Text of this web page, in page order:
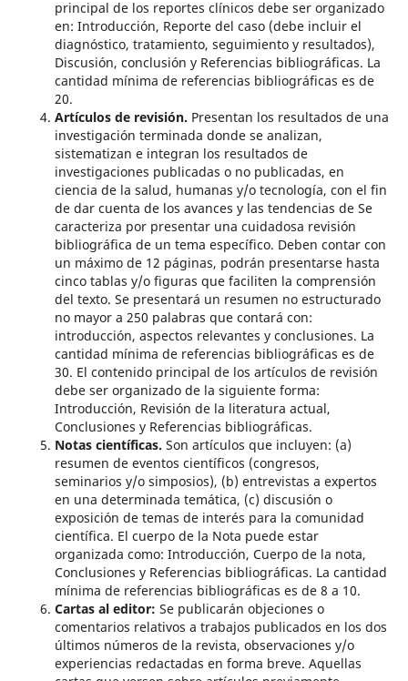
principal de los reportes clínicos debe ser organizado
en: Introducción, Reporte del caso (debe incluir el
diagnóstico, tratamiento, seguimiento y resultados),
Discusión, conclusión y Referencias bibliográficas. La
cantidad mínima de referencias bibliográficas es de
20.
Artículos de revisión. Presentan los resultados de una
investigación terminada donde se analizan,
sistematizan e integran los resultados de
investigaciones publicadas o no publicadas, en
ciencia de la salud, humanas y/o tecnología, con el fin
de dar cuenta de los avances y las tendencias de Se
caracteriza por presentar una cuidadosa revisión
bibliográfica de un tema específico. Deben contar con
un máximo de 12 páginas, podrán presentarse hasta
cinco tablas y/o figuras que faciliten la comprensión
del texto. Se presentará un resumen no estructurado
no mayor a 250 palabras que contará con:
introducción, aspectos relevantes y conclusiones. La
cantidad mínima de referencias bibliográficas es de
30. El contenido principal de los artículos de revisión
debe ser organizado de la siguiente forma:
Introducción, Revisión de la literatura actual,
Conclusiones y Referencias bibliográficas.
Notas científicas. Son artículos que incluyen: (a)
resumen de eventos científicos (congresos,
seminarios y/o simposios), (b) entrevistas a expertos
en una determinada temática, (c) discusión o
exposición de temas de interés para la comunidad
científica. El cuerpo de la Nota puede estar
organizada como: Introducción, Cuerpo de la nota,
Conclusiones y Referencias bibliográficas. La cantidad
mínima de referencias bibliográficas es de 8 a 10.
Cartas al editor: Se publicarán objeciones o
comentarios relativos a trabajos publicados en los dos
últimos números de la revista, observaciones y/o
experiencias redactadas en forma breve. Aquellas